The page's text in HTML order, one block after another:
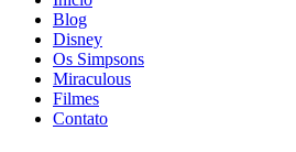
Blog
Disney
Os Simpsons
Miraculous
Filmes
Contato